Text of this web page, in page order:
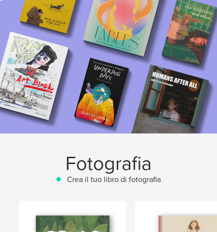
Fotografia
Crea il tuo libro di fotografia